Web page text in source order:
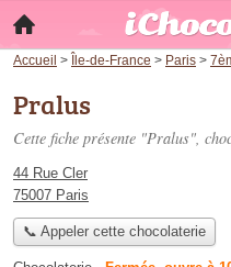
Accueil > Île-de-France > Paris >
Pralus
Cette fiche présente "Pralus",
44 Rue Cler
75007 Paris
📞 Appeler cette chocolaterie